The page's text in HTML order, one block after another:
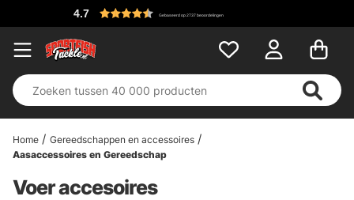
4.7 Gebaseerd op 2737 beoordelingen
Home
Gereedschappen en accessoires
Aasaccessoires en Gereedschap
Voer accesoires